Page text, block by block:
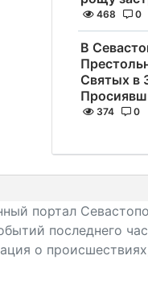
468 0
В
Святых в
374 0
портал
последнего
о